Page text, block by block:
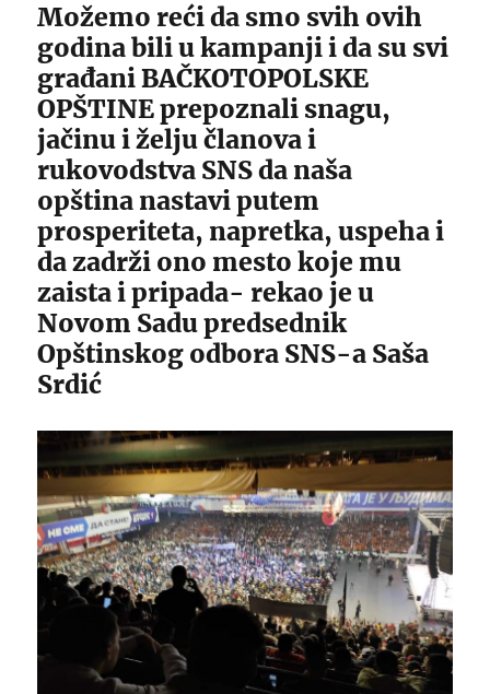
Možemo reći da smo svih ovih
godina bili u kampanji i da su svi
građani BAČKOTOPOLSKE
OPŠTINE prepoznali snagu,
jačinu i želju članova i
rukovodstva SNS da naša
opština nastavi putem
prosperiteta, napretka, uspeha i
da zadrži ono mesto koje mu
zaista i pripada- rekao je u
Novom Sadu predsednik
Opštinskog odbora SNS-a Saša
Srdić